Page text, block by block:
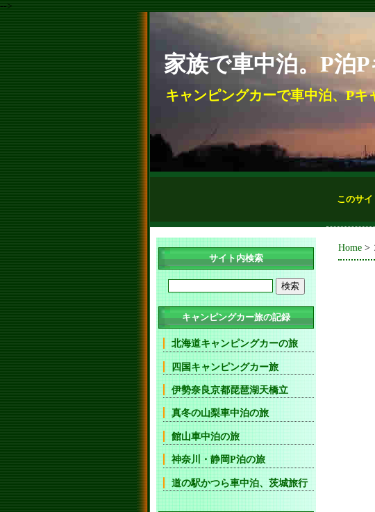
-->
家族で車中泊。P泊
キャンピングカーで車中泊、P
このサ
Home >
サイト内検索
キャンピングカー旅の記録
北海道キャンピングカーの旅
四国キャンピングカー旅
伊勢奈良京都琵琶湖天橋立
真冬の山梨車中泊の旅
館山車中泊の旅
神奈川・静岡P泊の旅
道の駅かつら車中泊、茨城旅行